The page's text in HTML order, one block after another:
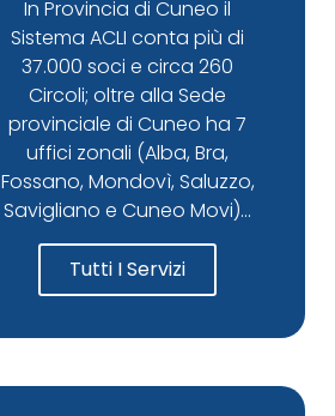
In Provincia di Cuneo il
Sistema ACLI conta più di
37.000 soci e circa 260
Circoli; oltre alla Sede
provinciale di Cuneo ha 7
uffici zonali (Alba, Bra,
Fossano, Mondovì, Saluzzo,
Savigliano e Cuneo Movi)...
Tutti I Servizi